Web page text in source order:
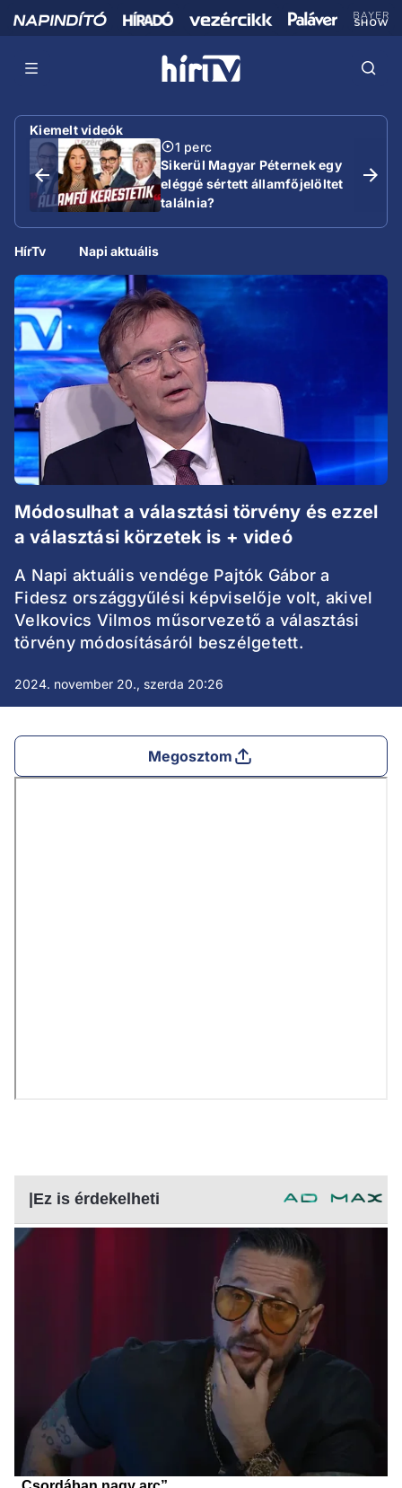
Kiemelt videók
1 perc
Sikerül Magyar Péternek egy
eléggé sértett államfőjelöltet
találnia?
HírTv Napi aktuális
Módosulhat a választási törvény és ezzel
a választási körzetek is + videó
A Napi aktuális vendége Pajtók Gábor a
Fidesz országgyűlési képviselője volt, akivel
Velkovics Vilmos műsorvezető a választási
törvény módosításáról beszélgetett.
2024. november 20., szerda 20:26
Megosztom